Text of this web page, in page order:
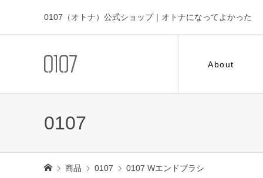
0107（オトナ）公式ショップ｜オトナになってよかった
About
0107
商品 0107 0107 Wエンドブラシ